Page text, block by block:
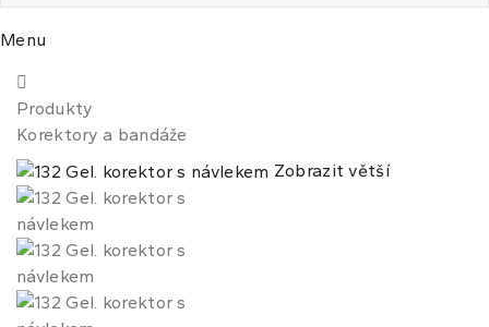
Menu
Produkty
Korektory a bandáže
Zobrazit větší